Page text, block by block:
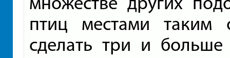
птиц местами таким
сделать три и